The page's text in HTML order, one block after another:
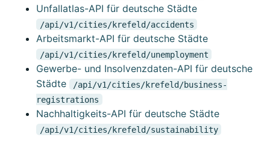
Unfallatlas-API für deutsche Städte
/api/v1/cities/krefeld/accidents
Arbeitsmarkt-API für deutsche Städte
/api/v1/cities/krefeld/unemployment
Gewerbe- und Insolvenzdaten-API für deutsche
Städte
/api/v1/cities/krefeld/business-
registrations
Nachhaltigkeits-API für deutsche Städte
/api/v1/cities/krefeld/sustainability